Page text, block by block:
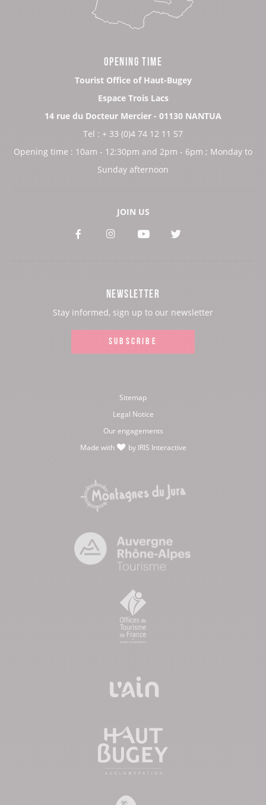
OPENING TIME
Tourist Office of Haut-Bugey
Espace Trois Lacs
14 rue du Docteur Mercier - 01130 NANTUA
Tel : + 33 (0)4 74 12 11 57
Opening time : 10am - 12:30pm and 2pm - 6pm ; Monday to
Sunday afternoon
JOIN US
See
See See See
NEWSLETTER
Stay informed, sign up to our newsletter
SUBSCRIBE
Sitemap
Legal Notice
Our engagements
Made with
by IRIS Interactive